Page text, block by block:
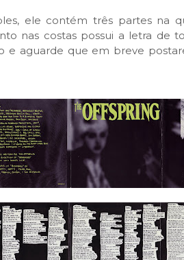
ele contém três partes na
nas costas possui a letra de
e aguarde que em breve